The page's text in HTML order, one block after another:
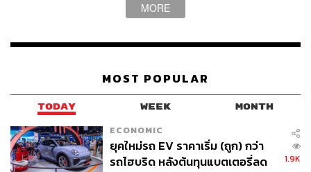
MORE
MOST POPULAR
TODAY WEEK MONTH
ECONOMIC
ยุคใหม่รถ EV ราคาเริ่ม (ถูก) กว่า
รถไฮบริด หลังต้นทุนแบตเตอรี่ลด
1.9K